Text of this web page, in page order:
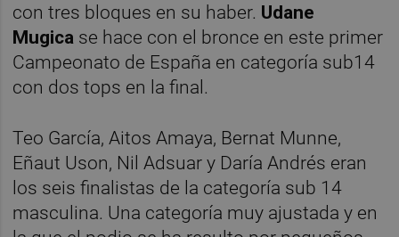
con tres bloques en su haber. Udane
Mugica se hace con el bronce en este primer
Campeonato de España en categoría sub14
con dos tops en la final.
Teo García, Aitos Amaya, Bernat Munne,
Eñaut Uson, Nil Adsuar y Daría Andrés eran
los seis finalistas de la categoría sub 14
masculina. Una categoría muy ajustada y en